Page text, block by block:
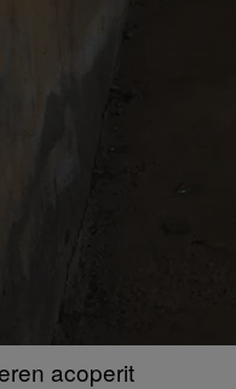
acoperit